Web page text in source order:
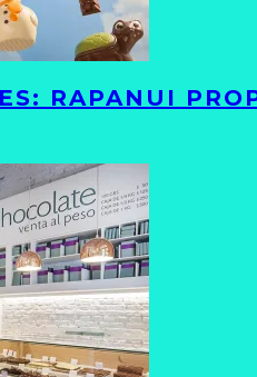
RAPANUI